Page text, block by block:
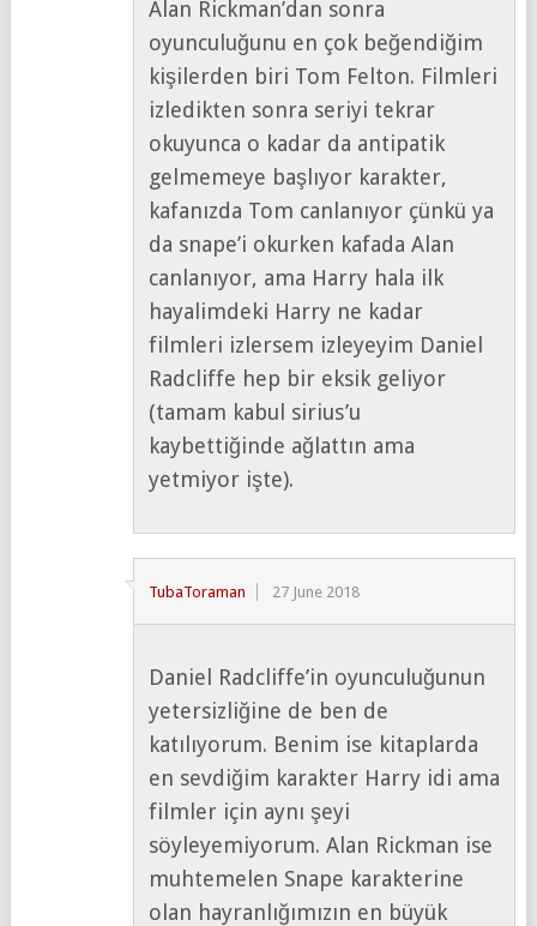
Alan Rickman’dan sonra
oyunculuğunu en çok beğendiğim
kişilerden biri Tom Felton. Filmleri
izledikten sonra seriyi tekrar
okuyunca o kadar da antipatik
gelmemeye başlıyor karakter,
kafanızda Tom canlanıyor çünkü ya
da snape’i okurken kafada Alan
canlanıyor, ama Harry hala ilk
hayalimdeki Harry ne kadar
filmleri izlersem izleyeyim Daniel
Radcliffe hep bir eksik geliyor
(tamam kabul sirius’u
kaybettiğinde ağlattın ama
yetmiyor işte).
TubaToraman 27 June 2018
Daniel Radcliffe’in oyunculuğunun
yetersizliğine de ben de
katılıyorum. Benim ise kitaplarda
en sevdiğim karakter Harry idi ama
filmler için aynı şeyi
söyleyemiyorum. Alan Rickman ise
muhtemelen Snape karakterine
olan hayranlığımızın en büyük